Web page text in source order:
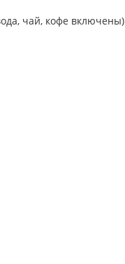
чай, кофе включены)